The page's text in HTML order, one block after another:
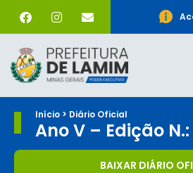
Início > Diário Oficial
Ano V – Edição
BAIXAR DIÁRIO